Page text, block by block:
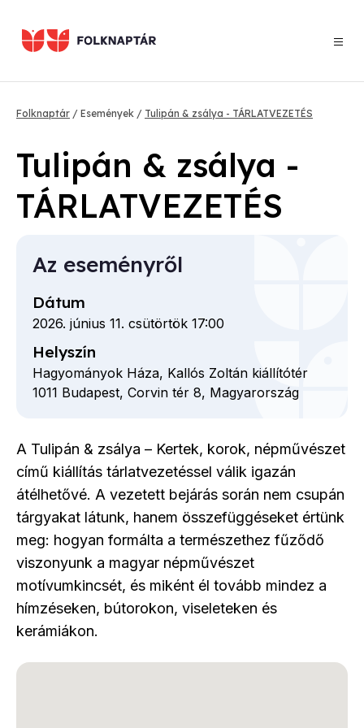
tartalomra
Morzsa
Folknaptár Események Tulipán & zsálya - TÁRLATVEZETÉS
Tulipán & zsálya -
TÁRLATVEZETÉS
A Tulipán & zsálya – Kertek, korok, népművészet
című kiállítás tárlatvezetéssel válik igazán
átélhetővé. A vezetett bejárás során nem csupán
tárgyakat látunk, hanem összefüggéseket értünk
meg: hogyan formálta a természethez fűződő
viszonyunk a magyar népművészet
motívumkincsét, és miként él tovább mindez a
hímzéseken, bútorokon, viseleteken és
kerámiákon.
Az eseményről
Dátum
2026. június 11. csütörtök 17:00
Helyszín
Hagyományok Háza, Kallós Zoltán kiállítótér
1011 Budapest, Corvin tér 8, Magyarország